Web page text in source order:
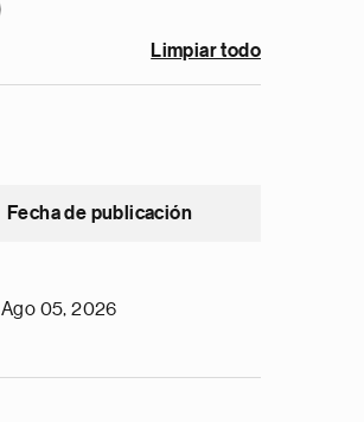
Limpiar todo
Fecha de publicación
Ago 05, 2026